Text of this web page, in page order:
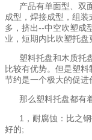
产品有单面型、双
成型，焊接成型，组
多，挤出--中空吹塑成
业，短期内比吹塑托盘
塑料托盘和木质托
比较有优势。但是塑
节约是一个极大的促进
那么塑料托盘都有
1，耐腐蚀：比之
好的;